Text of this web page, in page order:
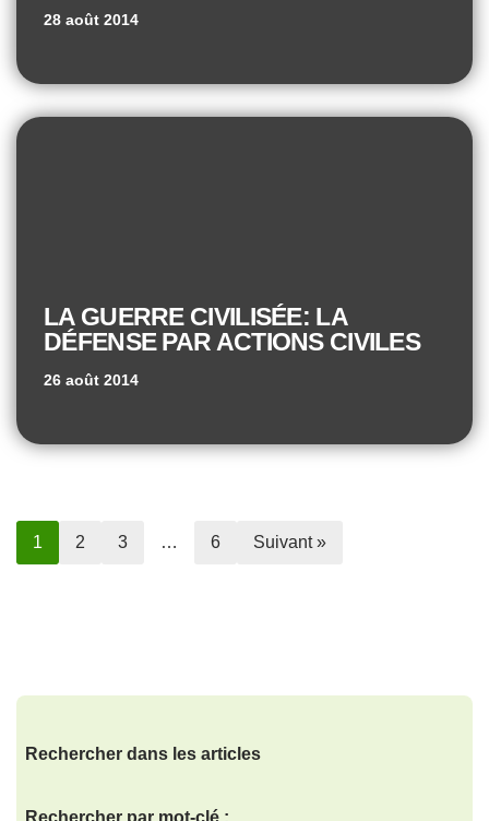
28 août 2014
LA GUERRE CIVILISÉE: LA
DÉFENSE PAR ACTIONS CIVILES
26 août 2014
1 2 3 … 6 Suivant »
Rechercher dans les articles
Rechercher par mot-clé :